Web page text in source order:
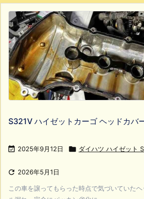
S321V ハイゼットカーゴ ヘッドカバ
 2025年9月12日  ダイハツ ハイゼット
 2026年5月1日
この車を譲ってもらった時点で気づいていた